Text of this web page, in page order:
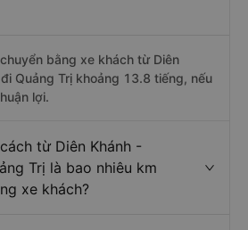
bằng xe khách từ Diên
Quảng Trị khoảng 13.8 tiếng, nếu
lợi.
từ Diên Khánh -
Trị là bao nhiêu km
xe khách?